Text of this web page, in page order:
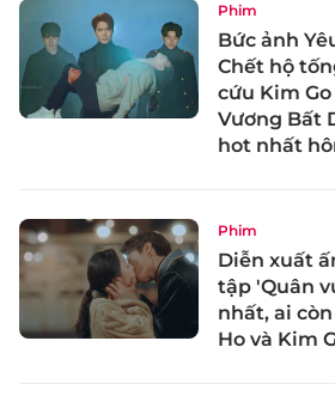
Phim
Bức ảnh
Chết hộ
cứu Kim
Vương Bất
hot nhất
Phim
Diễn xuất
tập 'Quân
nhất, ai
Ho và Kim